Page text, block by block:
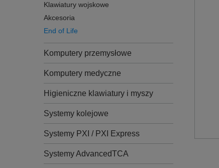
Klawiatury wojskowe
Akcesoria
End of Life
Komputery przemysłowe
Komputery medyczne
Higieniczne klawiatury i myszy
Systemy kolejowe
Systemy PXI / PXI Express
Systemy AdvancedTCA